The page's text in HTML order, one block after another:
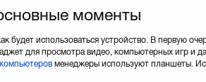
моменты
будет использоваться устройство. В первую
для просмотра видео, компьютерных игр и
менеджеры используют планшеты.